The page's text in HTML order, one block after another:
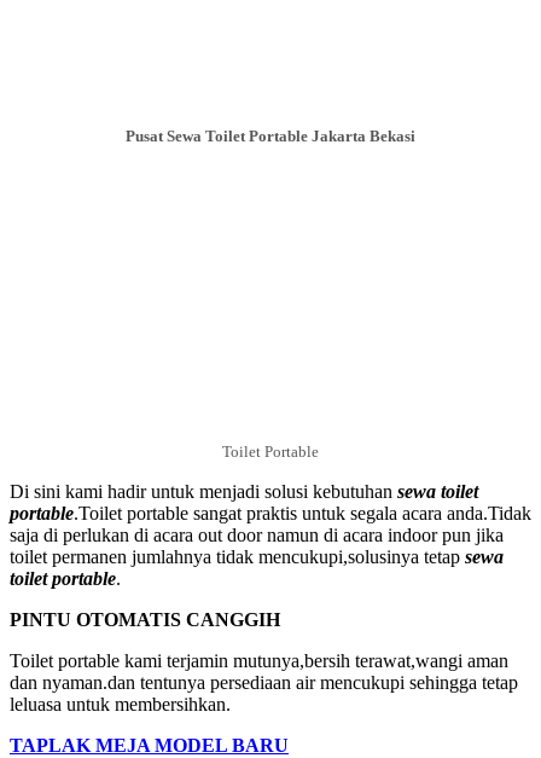
Pusat Sewa Toilet Portable Jakarta Bekasi
Toilet Portable
Di sini kami hadir untuk menjadi solusi kebutuhan sewa toilet
portable.Toilet portable sangat praktis untuk segala acara anda.Tidak
saja di perlukan di acara out door namun di acara indoor pun jika
toilet permanen jumlahnya tidak mencukupi,solusinya tetap sewa
toilet portable.
PINTU OTOMATIS CANGGIH
Toilet portable kami terjamin mutunya,bersih terawat,wangi aman
dan nyaman.dan tentunya persediaan air mencukupi sehingga tetap
leluasa untuk membersihkan.
TAPLAK MEJA MODEL BARU